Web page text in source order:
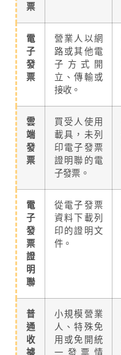
票
電
子
發
票
營業人以網
路或其他電
子方式開
立、傳輸或
接收。
雲
端
發
票
買受人使用
載具，未列
印電子發票
證明聯的電
子發票。
電
子
發
票
證
明
聯
從電子發票
資料下載列
印的證明文
件。
普
通
收
據
小規模營業
人、特殊免
用或免開統
一發票情